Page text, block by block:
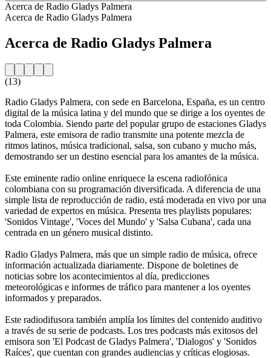
Acerca de Radio Gladys Palmera
Acerca de Radio Gladys Palmera
Acerca de Radio Gladys Palmera
(13)
Radio Gladys Palmera, con sede en Barcelona, España, es un centro
digital de la música latina y del mundo que se dirige a los oyentes de
toda Colombia. Siendo parte del popular grupo de estaciones Gladys
Palmera, este emisora de radio transmite una potente mezcla de
ritmos latinos, música tradicional, salsa, son cubano y mucho más,
demostrando ser un destino esencial para los amantes de la música.
Este eminente radio online enriquece la escena radiofónica
colombiana con su programación diversificada. A diferencia de una
simple lista de reproducción de radio, está moderada en vivo por una
variedad de expertos en música. Presenta tres playlists populares:
'Sonidos Vintage', 'Voces del Mundo' y 'Salsa Cubana', cada una
centrada en un género musical distinto.
Radio Gladys Palmera, más que un simple radio de música, ofrece
información actualizada diariamente. Dispone de boletines de
noticias sobre los acontecimientos al día, predicciones
meteorológicas e informes de tráfico para mantener a los oyentes
informados y preparados.
Este radiodifusora también amplía los límites del contenido auditivo
a través de su serie de podcasts. Los tres podcasts más exitosos del
emisora son 'El Podcast de Gladys Palmera', 'Dialogos' y 'Sonidos
Raíces', que cuentan con grandes audiencias y críticas elogiosas.